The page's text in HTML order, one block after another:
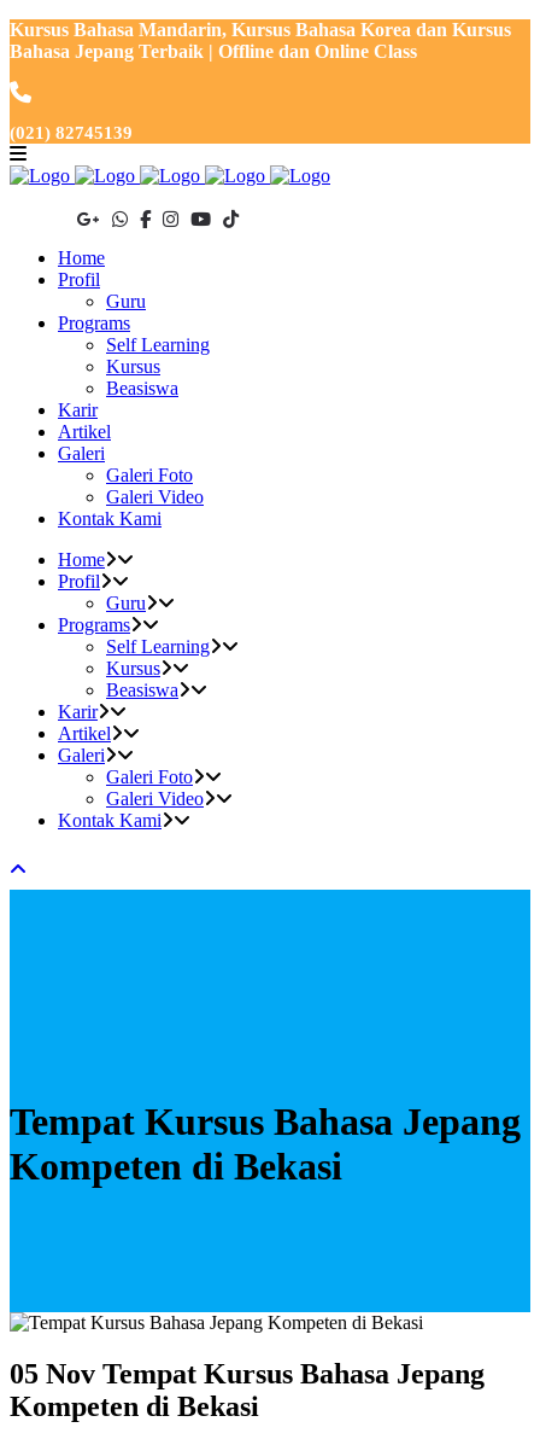
Kursus Bahasa Mandarin, Kursus Bahasa Korea dan Kursus
Bahasa Jepang Terbaik | Offline dan Online Class
(021) 82745139
Home
Profil
Guru
Programs
Self Learning
Kursus
Beasiswa
Karir
Artikel
Galeri
Galeri Foto
Galeri Video
Kontak Kami
Home
Profil
Guru
Programs
Self Learning
Kursus
Beasiswa
Karir
Artikel
Galeri
Galeri Foto
Galeri Video
Kontak Kami
Tempat Kursus Bahasa Jepang
Kompeten di Bekasi
05 Nov Tempat Kursus Bahasa Jepang
Kompeten di Bekasi